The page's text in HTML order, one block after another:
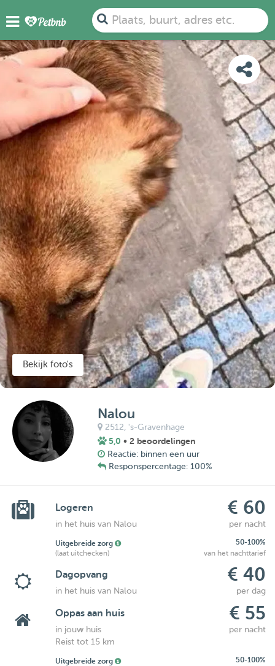
Plaats, buurt, adres etc.
FOTO'S BEOORDELINGEN KAART
Bekijk foto's
Nalou
2512, 's-Gravenhage
5,0 • 2 beoordelingen
Reactie: binnen een uur
Responspercentage: 100%
Logeren € 60
in het huis van Nalou per nacht
Uitgebreide zorg
50-100%
(laat uitchecken)
van het nachttarief
Dagopvang € 40
in het huis van Nalou per dag
Oppas aan huis € 55
in jouw huis
per nacht
Reist tot 15 km
Uitgebreide zorg
50-100%